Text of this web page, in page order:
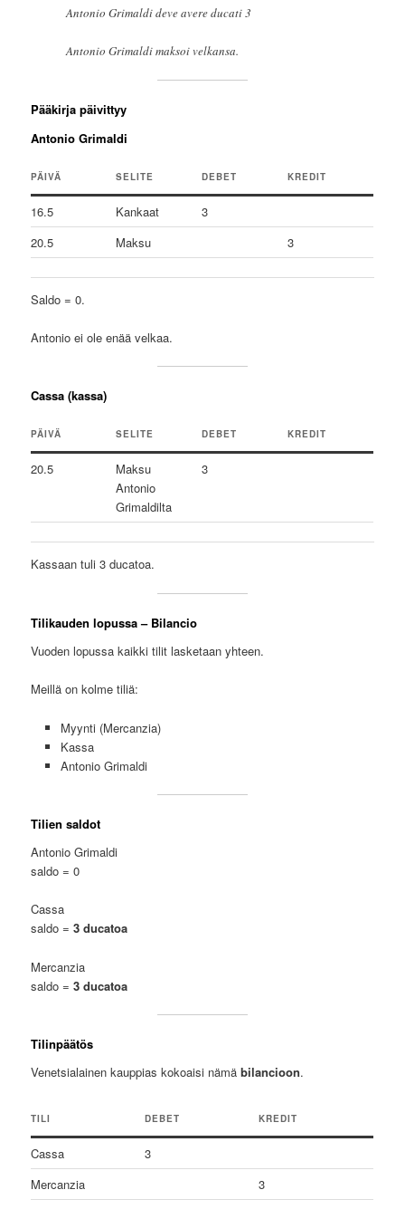
Antonio Grimaldi deve avere ducati 3
Antonio Grimaldi maksoi velkansa.
Pääkirja päivittyy
Antonio Grimaldi
PÄIVÄ SELITE DEBET KREDIT
16.5 Kankaat
3
20.5
Maksu 3
Saldo = 0.
Antonio ei ole enää velkaa.
Cassa (kassa)
PÄIVÄ SELITE DEBET KREDIT
20.5
Maksu
Antonio
Grimaldilta
3
Kassaan tuli 3 ducatoa.
Tilikauden lopussa – Bilancio
Vuoden lopussa kaikki tilit lasketaan yhteen.
Meillä on kolme tiliä:
Myynti (Mercanzia)
Kassa
Antonio Grimaldi
Tilien saldot
Antonio Grimaldi
saldo = 0
Cassa
saldo =3 ducatoa
Mercanzia
saldo =3 ducatoa
Tilinpäätös
Venetsialainen kauppias kokoaisi nämäbilancioon.
TILI DEBET KREDIT
Cassa
3
Mercanzia
3